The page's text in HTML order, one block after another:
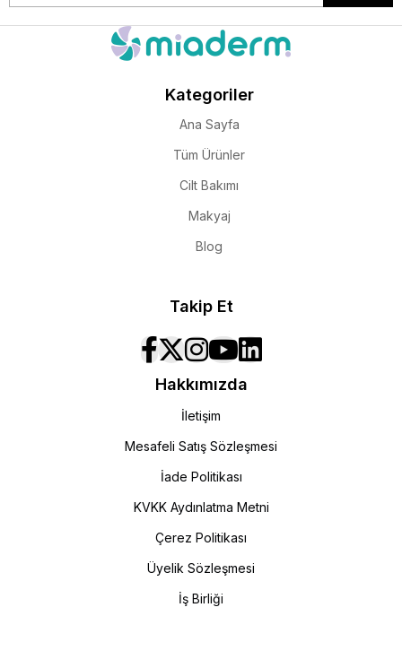
Kategoriler
Ana Sayfa
Tüm Ürünler
Cilt Bakımı
Makyaj
Blog
Takip Et
Hakkımızda
İletişim
Mesafeli Satış Sözleşmesi
İade Politikası
KVKK Aydınlatma Metni
Çerez Politikası
Üyelik Sözleşmesi
İş Birliği